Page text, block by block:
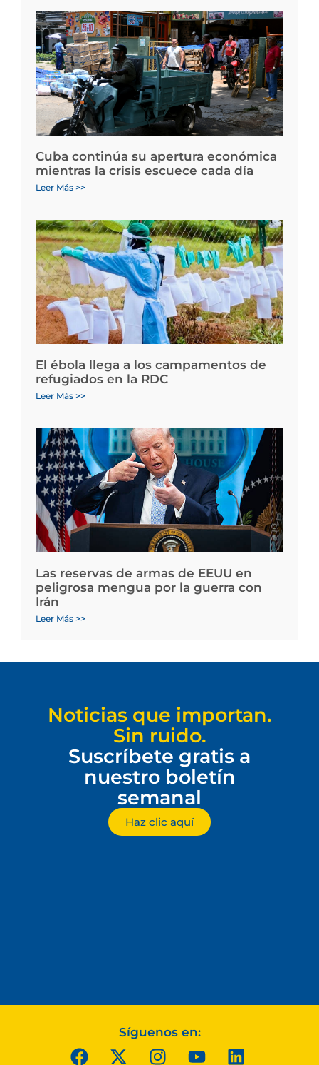
Cuba continúa su apertura económica
mientras la crisis escuece cada día
Leer Más >>
El ébola llega a los campamentos de
refugiados en la RDC
Leer Más >>
Las reservas de armas de EEUU en
peligrosa mengua por la guerra con
Irán
Leer Más >>
Noticias que importan.
Sin ruido.
Suscríbete gratis a
nuestro boletín
semanal
Haz clic aquí
Síguenos en: